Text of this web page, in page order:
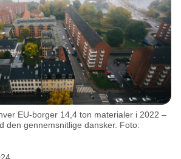
EU-borger 14,4 ton materialer i 2022 –
den gennemsnitlige dansker. Foto: